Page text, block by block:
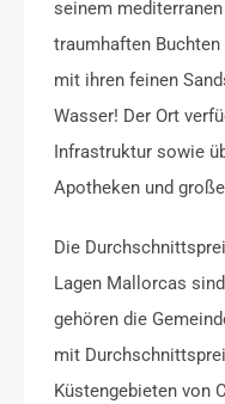
seinem
traumhaften
mit ihren feinen
Wasser! Der Ort
Infrastruktur sowie
Apotheken und
Die
Lagen Mallorcas
gehören die
mit
Küstengebieten von